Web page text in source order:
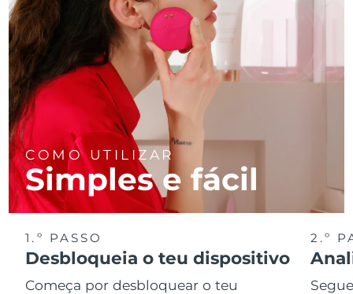
COMO UTILIZAR
Simples e fácil
1.º PASSO
Desbloqueia o teu dispositivo
Começa por desbloquear o teu
2.º